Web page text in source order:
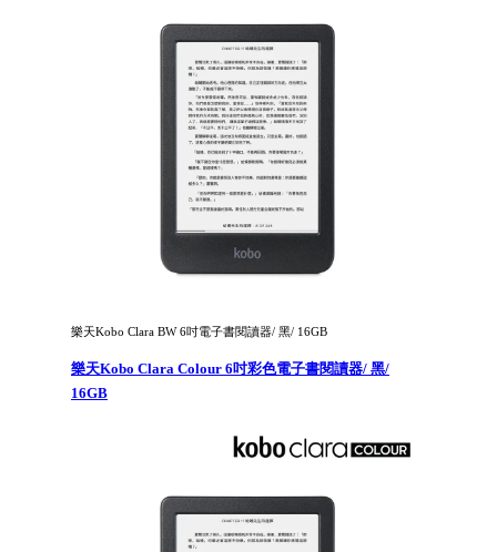
樂天Kobo Clara BW 6吋電子書閱讀器/ 黑/ 16GB
樂天Kobo Clara Colour 6吋彩色電子書閱讀器/ 黑/
16GB